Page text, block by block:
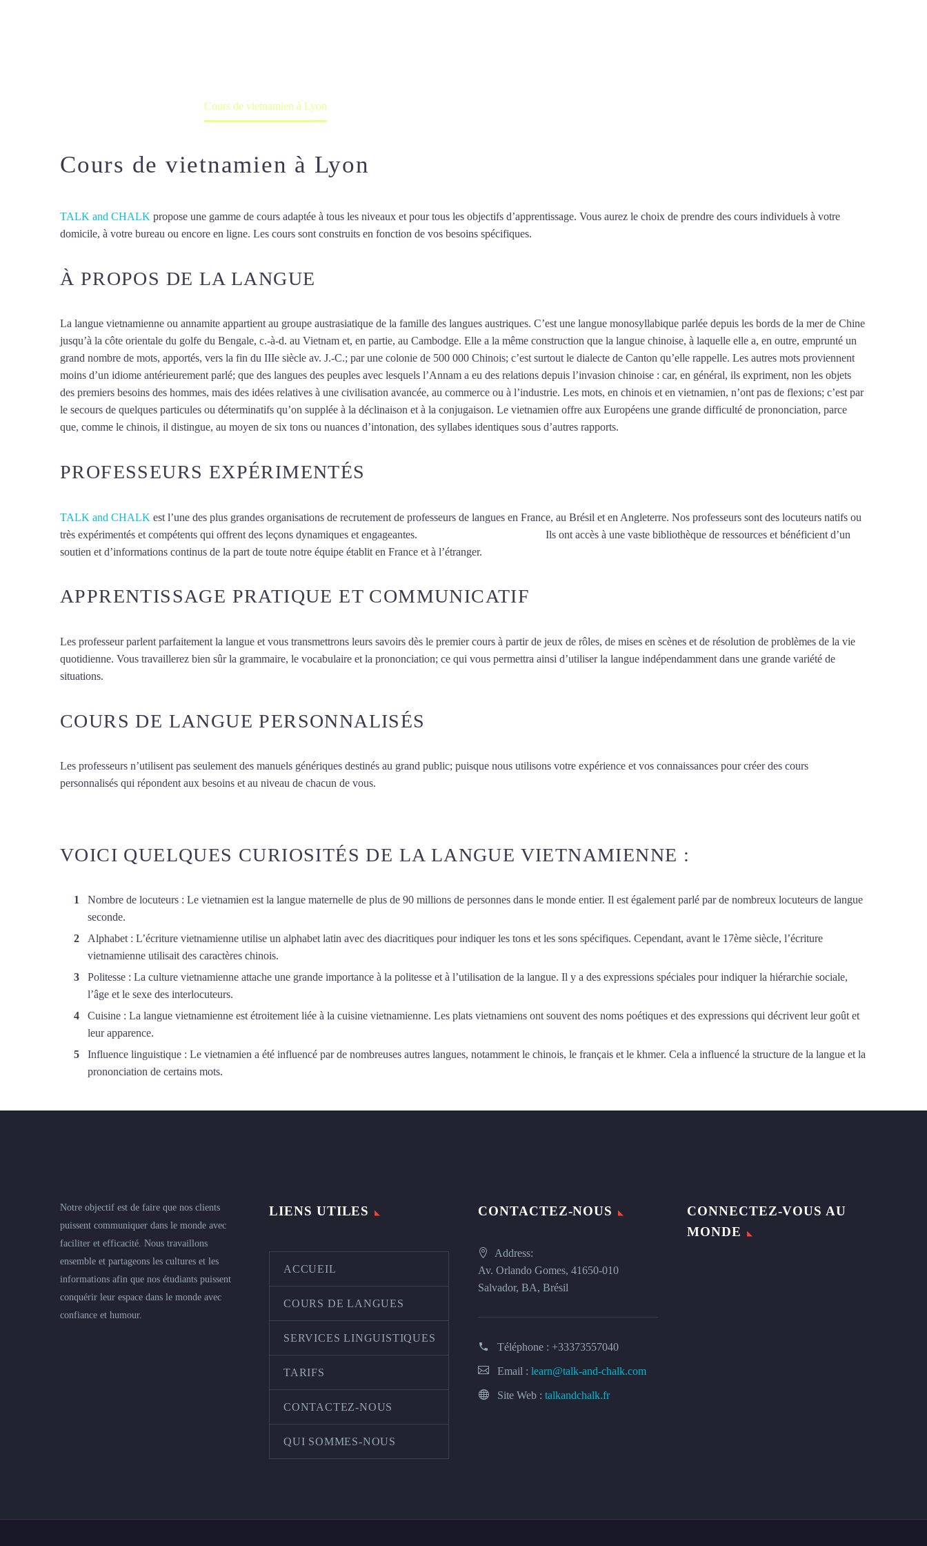
Cours de vietnamien à Lyon
Cours de vietnamien à Lyon
TALK and CHALK propose une gamme de cours adaptée à tous les niveaux et pour tous les objectifs d’apprentissage. Vous aurez le choix de prendre des cours individuels à votre
domicile, à votre bureau ou encore en ligne. Les cours sont construits en fonction de vos besoins spécifiques.
À PROPOS DE LA LANGUE
La langue vietnamienne ou annamite appartient au groupe austrasiatique de la famille des langues austriques. C’est une langue monosyllabique parlée depuis les bords de la mer de Chine
jusqu’à la côte orientale du golfe du Bengale, c.-à-d. au Vietnam et, en partie, au Cambodge. Elle a la même construction que la langue chinoise, à laquelle elle a, en outre, emprunté un
grand nombre de mots, apportés, vers la fin du IIIe siècle av. J.-C.; par une colonie de 500 000 Chinois; c’est surtout le dialecte de Canton qu’elle rappelle. Les autres mots proviennent
moins d’un idiome antérieurement parlé; que des langues des peuples avec lesquels l’Annam a eu des relations depuis l’invasion chinoise : car, en général, ils expriment, non les objets
des premiers besoins des hommes, mais des idées relatives à une civilisation avancée, au commerce ou à l’industrie. Les mots, en chinois et en vietnamien, n’ont pas de flexions; c’est par
le secours de quelques particules ou déterminatifs qu’on supplée à la déclinaison et à la conjugaison. Le vietnamien offre aux Européens une grande difficulté de prononciation, parce
que, comme le chinois, il distingue, au moyen de six tons ou nuances d’intonation, des syllabes identiques sous d’autres rapports.
PROFESSEURS EXPÉRIMENTÉS
TALK and CHALK est l’une des plus grandes organisations de recrutement de professeurs de langues en France, au Brésil et en Angleterre. Nos professeurs sont des locuteurs natifs ou
très expérimentés et compétents qui offrent des leçons dynamiques et engageantes.
Ils ont accès à une vaste bibliothèque de ressources et bénéficient d’un
soutien et d’informations continus de la part de toute notre équipe établit en France et à l’étranger.
APPRENTISSAGE PRATIQUE ET COMMUNICATIF
Les professeur parlent parfaitement la langue et vous transmettrons leurs savoirs dès le premier cours à partir de jeux de rôles, de mises en scènes et de résolution de problèmes de la vie
quotidienne. Vous travaillerez bien sûr la grammaire, le vocabulaire et la prononciation; ce qui vous permettra ainsi d’utiliser la langue indépendamment dans une grande variété de
situations.
COURS DE LANGUE PERSONNALISÉS
Les professeurs n’utilisent pas seulement des manuels génériques destinés au grand public; puisque nous utilisons votre expérience et vos connaissances pour créer des cours
personnalisés qui répondent aux besoins et au niveau de chacun de vous.
VOICI QUELQUES CURIOSITÉS DE LA LANGUE VIETNAMIENNE :
Nombre de locuteurs : Le vietnamien est la langue maternelle de plus de 90 millions de personnes dans le monde entier. Il est également parlé par de nombreux locuteurs de langue
seconde.
Alphabet : L’écriture vietnamienne utilise un alphabet latin avec des diacritiques pour indiquer les tons et les sons spécifiques. Cependant, avant le 17ème siècle, l’écriture
vietnamienne utilisait des caractères chinois.
Politesse : La culture vietnamienne attache une grande importance à la politesse et à l’utilisation de la langue. Il y a des expressions spéciales pour indiquer la hiérarchie sociale,
l’âge et le sexe des interlocuteurs.
Cuisine : La langue vietnamienne est étroitement liée à la cuisine vietnamienne. Les plats vietnamiens ont souvent des noms poétiques et des expressions qui décrivent leur goût et
leur apparence.
Influence linguistique : Le vietnamien a été influencé par de nombreuses autres langues, notamment le chinois, le français et le khmer. Cela a influencé la structure de la langue et la
prononciation de certains mots.
Notre objectif est de faire que nos clients
puissent communiquer dans le monde avec
faciliter et efficacité. Nous travaillons
ensemble et partageons les cultures et les
informations afin que nos étudiants puissent
conquérir leur espace dans le monde avec
confiance et humour.
LIENS UTILES
ACCUEIL
COURS DE LANGUES
SERVICES LINGUISTIQUES
TARIFS
CONTACTEZ-NOUS
QUI SOMMES-NOUS
CONTACTEZ-NOUS
Address:
Av. Orlando Gomes, 41650-010
Salvador, BA, Brésil
Téléphone : +33373557040
Email : learn@talk-and-chalk.com
Site Web : talkandchalk.fr
CONNECTEZ-VOUS AU
MONDE